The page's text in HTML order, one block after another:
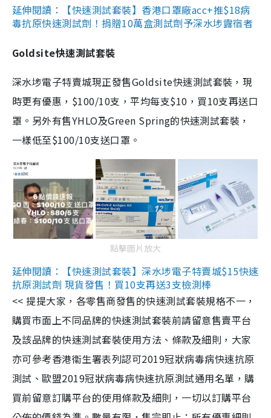
延伸閱讀：【快速測試套裝】香港口罩廠acc+推$18病
毒抗原快速測試劑！捐贈10萬盒測試劑予深水埗露宿者
Goldsite快速測試套裝
深水埗電子特賣城現正發售Goldsite快速測試套裝，現
時更有優惠，$100/10支，平均每支$10，買10支再送口
罩。另外有售YHLO及Green Spring的快速測試套裝，
一樣低至$100/10支送口罩。
點擊圖片放大
延伸閱讀：【快速測試套裝】深水埗電子特賣城$15快速
抗原測試劑 現貨發售！買10支再送3支檢測棒
<< 提提大家，各零售商發售的快速測試套裝規格不一，
購買市面上不同品牌的快速測試套裝前請留意售賣平台
及該品牌的快速測試套裝使用方法、條款及細則，大家
亦可參考香港衞生署表列認可2019冠狀病毒病快速抗原
測試、歐盟2019冠狀病毒病快速抗原測試通用名單，購
買前留意訂購平台的使用條款及細則，一切以訂購平台